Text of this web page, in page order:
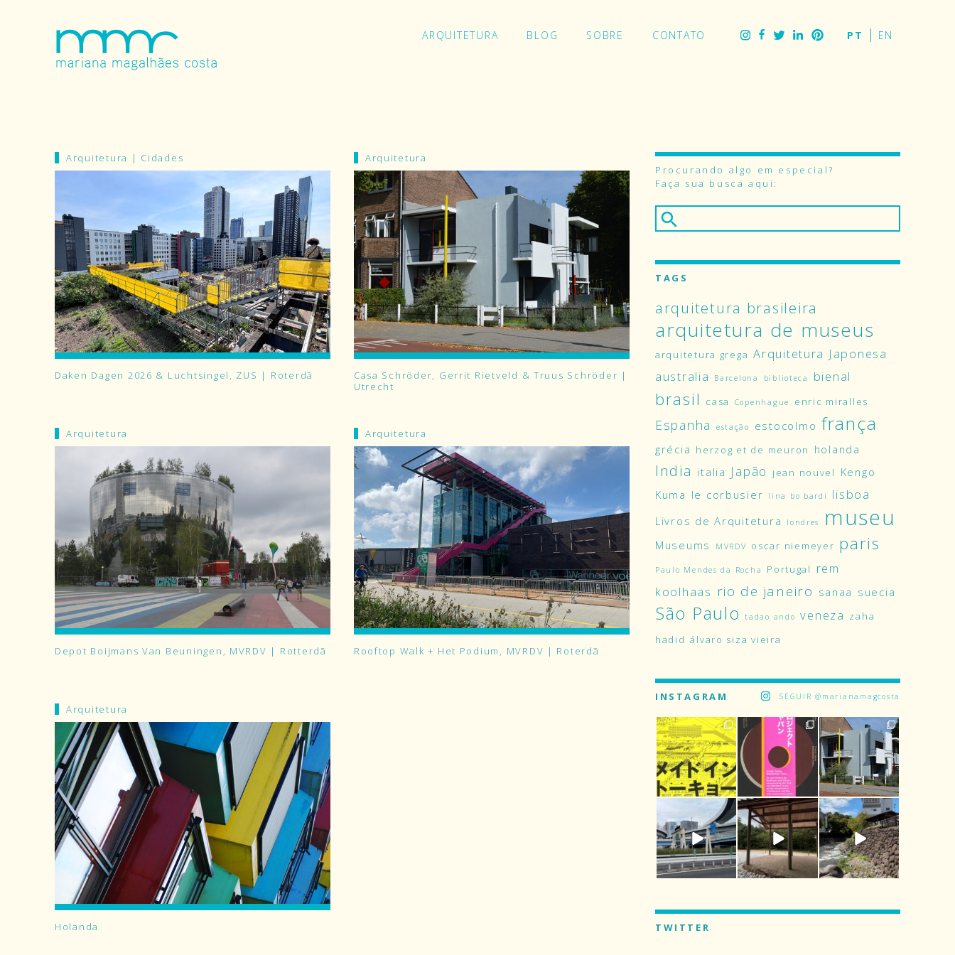
ARQUITETURA BLOG SOBRE CONTATO
Instagram
Facebook
TwitterLinkedIn
Pinterest
Arquitetura | Cidades
Daken Dagen 2026 & Luchtsingel, ZUS | Roterdã
Arquitetura
Casa Schröder, Gerrit Rietveld & Truus Schröder |
Utrecht
Arquitetura
Depot Boijmans Van Beuningen, MVRDV | Rotterdã
Arquitetura
Rooftop Walk + Het Podium, MVRDV | Roterdã
Arquitetura
Holanda
Procurando algo em especial?
Faça sua busca aqui:
TAGS
arquitetura brasileira
arquitetura de museus
arquitetura grega Arquitetura Japonesa
australia
Barcelona biblioteca bienal
brasil casa Copenhague enric miralles
Espanha estação estocolmo frança
grécia herzog et de meuron holanda
India italia Japão jean nouvel
Kengo
Kuma le corbusier lina bo bardi lisboa
Livros de Arquitetura londres museu
Museums MVRDV oscar niemeyer paris
Paulo Mendes da Rocha Portugal
rem
koolhaas rio de janeiro sanaa suecia
São Paulo tadao ando veneza zaha
hadid álvaro siza vieira
INSTAGRAM SEGUIR @marianamagcosta
TWITTER